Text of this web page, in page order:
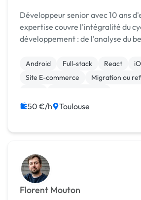
Développeur senior avec 10 ans
expertise couvre l'intégralité du
développement : de l'analyse du
Android Full-stack React
Site E-commerce
Migration ou
50 €/h Toulouse
Florent Mouton